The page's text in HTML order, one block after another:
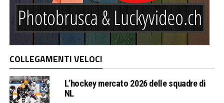
COLLEGAMENTI VELOCI
L’hockey mercato 2026 delle squadre di
NL